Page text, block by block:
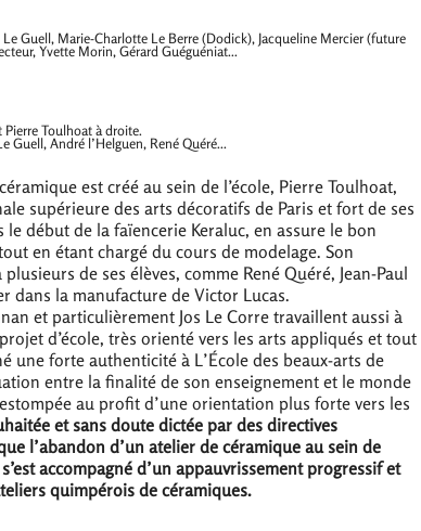
Guell, Marie-Charlotte Le Berre (Dodick), Jacqueline Mercier (future
Yvette Morin, Gérard Guéguéniat...
Toulhoat à droite.
Guell, André l’Helguen, René Quéré...
est créé au sein de l’école, Pierre Toulhoat,
supérieure des arts décoratifs de Paris et fort de ses
le début de la faïencerie Keraluc, en assure le bon
en étant chargé du cours de modelage. Son
de ses élèves, comme René Quéré, Jean-Paul
dans la manufacture de Victor Lucas.
et particulièrement Jos Le Corre travaillent aussi à
d’école, très orienté vers les arts appliqués et tout
une forte authenticité à L’École des beaux-arts de
entre la finalité de son enseignement et le monde
au profit d’une orientation plus forte vers les
et sans doute dictée par des directives
l’abandon d’un atelier de céramique au sein de
accompagné d’un appauvrissement progressif et
quimpérois de céramiques.